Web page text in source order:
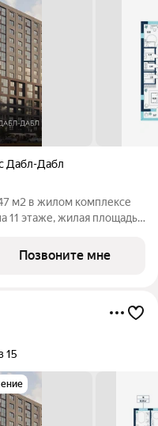
Дабл-Дабл
м2 в жилом комплексе
11 этаже, жилая площадь
Позвоните мне
15